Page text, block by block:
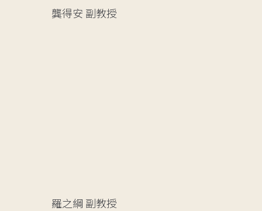
龔得安 副教授
羅之綱 副教授